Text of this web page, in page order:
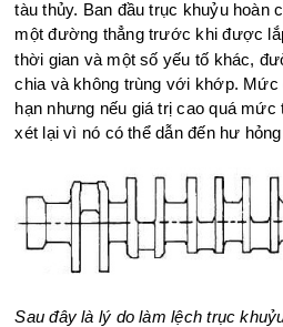
tàu thủy. Ban đầu trục khuỷu hoàn
một đường thẳng trước khi được
thời gian và một số yếu tố khác,
chia và không trùng với khớp. Mức
hạn nhưng nếu giá trị cao quá
xét lại vì nó có thể dẫn đến hư
Sau đây là lý do làm lệch trục